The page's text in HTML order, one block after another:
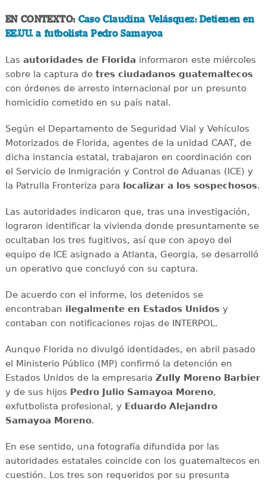
EN CONTEXTO: Caso Claudina Velásquez: Detienen en
EE.UU. a futbolista Pedro Samayoa
Las autoridades de Florida informaron este miércoles
sobre la captura de tres ciudadanos guatemaltecos
con órdenes de arresto internacional por un presunto
homicidio cometido en su país natal.
Según el Departamento de Seguridad Vial y Vehículos
Motorizados de Florida, agentes de la unidad CAAT, de
dicha instancia estatal, trabajaron en coordinación con
el Servicio de Inmigración y Control de Aduanas (ICE) y
la Patrulla Fronteriza para localizar a los sospechosos.
Las autoridades indicaron que, tras una investigación,
lograron identificar la vivienda donde presuntamente se
ocultaban los tres fugitivos, así que con apoyo del
equipo de ICE asignado a Atlanta, Georgia, se desarrolló
un operativo que concluyó con su captura.
De acuerdo con el informe, los detenidos se
encontraban ilegalmente en Estados Unidosy
contaban con notificaciones rojas de INTERPOL.
Aunque Florida no divulgó identidades, en abril pasado
el Ministerio Público (MP) confirmó la detención en
Estados Unidos de la empresaria Zully Moreno Barbier
y de sus hijos Pedro Julio Samayoa Moreno,
exfutbolista profesional, y Eduardo Alejandro
Samayoa Moreno.
En ese sentido, una fotografía difundida por las
autoridades estatales coincide con los guatemaltecos en
cuestión. Los tres son requeridos por su presunta